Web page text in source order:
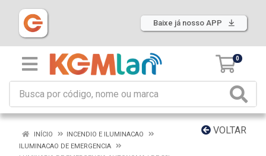
Baixe já nosso APP
0
VOLTAR
INÍCIO
INCENDIO E ILUMINACAO
ILUMINACAO DE EMERGENCIA